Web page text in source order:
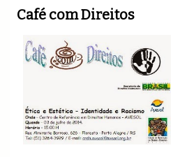
Café com Direitos